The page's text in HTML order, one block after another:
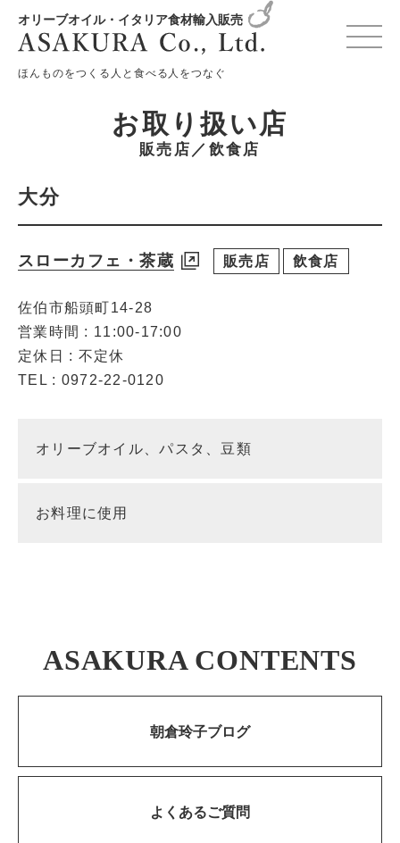
オリーブオイル・イタリア食材輸入販売
ほんものをつくる人と食べる人をつなぐ
変更確認プレビュー
お取り扱い店
販売店／飲食店
大分
スローカフェ・茶蔵 販売店 飲食店
佐伯市船頭町14-28
営業時間 : 11:00-17:00
定休日 : 不定休
TEL : 0972-22-0120
オリーブオイル、パスタ、豆類
お料理に使用
ASAKURA CONTENTS
朝倉玲子ブログ
よくあるご質問